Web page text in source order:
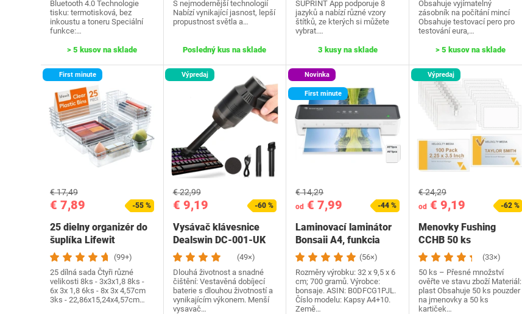
Bluetooth 4.0 Technologie
tisku: termotisková, bez
inkoustu a toneru Speciální
funkce:…
> 5 kusov na sklade
S nejmodernější technologií
Nabízí vynikající jasnost, lepší
propustnost světla a…
Posledný kus na sklade
SUPRINT App podporuje 8
jazyků a nabízí různé vzory
štítků, ze kterých si můžete
vybrat.…
3 kusy na sklade
Obsahuje vyjímatelný
zásobník na počítání mincí
Obsahuje testovací pero pro
testování eura,…
> 5 kusov na sklade
First minute
€ 7,89
€ 17,49
-55 %
25 dielny organizér do
šuplíka Lifewit
(99+)
25 dílná sada Čtyři různé
velikosti 8ks - 3x3x1,8 8ks -
6x 3x 1,8 6ks - 8x 3x 4,57cm
3ks - 22,86x15,24x4,57cm…
Výpredaj
€ 9,19
€ 22,99
-60 %
Vysávač klávesnice
Dealswin ‎DC-001-UK
(49×)
Dlouhá životnost a snadné
čištění: Vestavěná dobíjecí
baterie s dlouhou životností a
vynikajícím výkonem. Menší
vysavač…
Novinka
First minute
od € 7,99
€ 14,29
-44 %
Laminovací laminátor
Bonsaii A4, funkcia
ABS, vhodný pre…
(56×)
Rozměry výrobku: 32 x 9,5 x 6
cm; 700 gramů. Výrobce:
bonsaje. ASIN: B0DFCG1PJL.
Číslo modelu: Kapsy A4+10.
Země…
Výpredaj
od€ 9,19
€ 24,29
-62 %
Menovky Fushing
CCHB 50 ks
(33×)
50 ks – Přesné množství
ověřte ve stavu zboží Materiál:
plast Obsahuje 50 ks pouzder
na jmenovky a 50 ks
kartiček…